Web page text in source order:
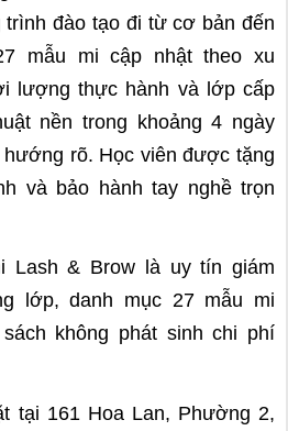
đào tạo đi từ cơ bản đến
mẫu mi cập nhật theo xu
lượng thực hành và lớp cấp
nền trong khoảng 4 ngày
rõ. Học viên được tặng
và bảo hành tay nghề trọn
Lash & Brow là uy tín giám
lớp, danh mục 27 mẫu mi
không phát sinh chi phí
tại 161 Hoa Lan, Phường 2,